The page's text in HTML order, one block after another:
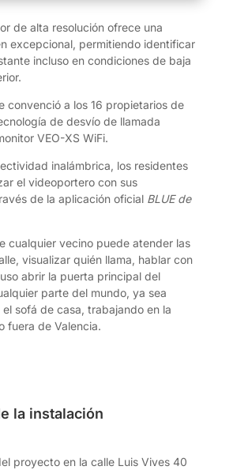
de alta resolución ofrece una
excepcional, permitiendo identificar
incluso en condiciones de baja
convenció a los 16 propietarios de
de desvío de llamada
VEO-XS WiFi.
inalámbrica, los residentes
el videoportero con sus
de la aplicación oficial BLUE de
cualquier vecino puede atender las
visualizar quién llama, hablar con
abrir la puerta principal del
parte del mundo, ya sea
sofá de casa, trabajando en la
fuera de Valencia.
la instalación
proyecto en la calle Luis Vives 40